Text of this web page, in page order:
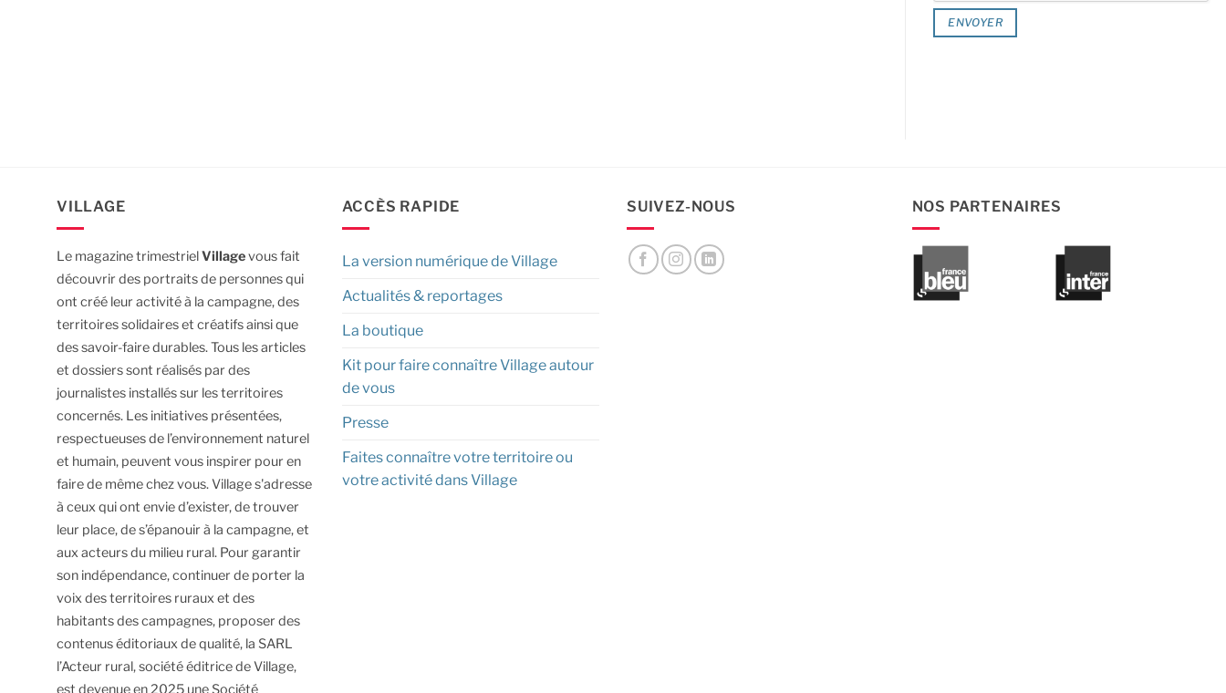
VILLAGE
Le magazine trimestrielVillagevous fait
découvrir des portraits de personnes qui
ont créé leur activité à la campagne, des
territoires solidaires et créatifs ainsi que
des savoir-faire durables.Tous les articles
et dossiers sont réalisés par des
journalistes installés sur les territoires
concernés. Les initiatives présentées,
respectueuses de l’environnement naturel
et humain, peuvent vous inspirer pour en
faire de même chez vous.Village s'adresse
à ceux qui ont envie d’exister, de trouver
leur place, de s’épanouir à la campagne, et
aux acteurs du milieu rural. Pour garantir
son indépendance, continuer de porter la
voix des territoires ruraux et des
habitants des campagnes, proposer des
contenus éditoriaux de qualité, la SARL
l’Acteur rural, société éditrice de Village,
est devenue en 2025 une Société
ACCÈS RAPIDE
La version numérique de Village
Actualités & reportages
La boutique
Kit pour faire connaître Village autour
de vous
Presse
Faites connaître votre territoire ou
votre activité dans Village
SUIVEZ-NOUS NOS PARTENAIRES